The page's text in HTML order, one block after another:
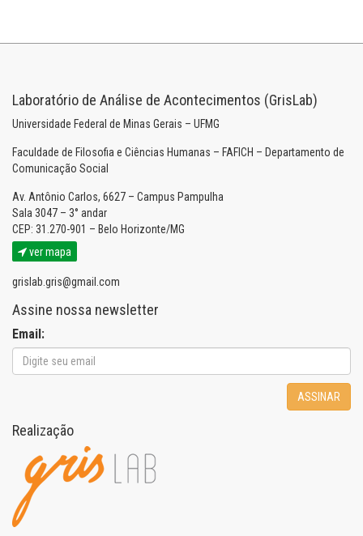
Laboratório de Análise de Acontecimentos (GrisLab)
Universidade Federal de Minas Gerais – UFMG
Faculdade de Filosofia e Ciências Humanas – FAFICH – Departamento de
Comunicação Social
Av. Antônio Carlos, 6627 – Campus Pampulha
Sala 3047 – 3° andar
CEP: 31.270-901 – Belo Horizonte/MG
ver mapa
grislab.gris@gmail.com
Assine nossa newsletter
Email:
ASSINAR
Realização